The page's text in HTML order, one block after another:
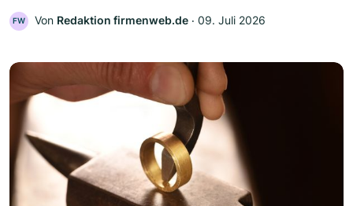
FW Von Redaktion firmenweb.de ‧ 09. Juli 2026